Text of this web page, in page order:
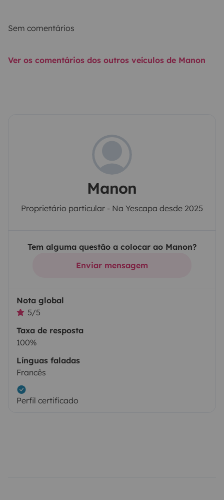
Sem comentários
Ver os comentários dos outros veículos de Manon
Manon
Proprietário particular - Na Yescapa desde 2025
Tem alguma questão a colocar ao Manon?
Enviar mensagem
Nota global
5/5
Taxa de resposta
100%
Línguas faladas
Francês
Perfil certificado